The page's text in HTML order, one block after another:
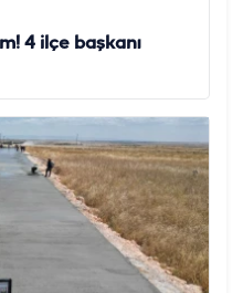
4 ilçe başkanı